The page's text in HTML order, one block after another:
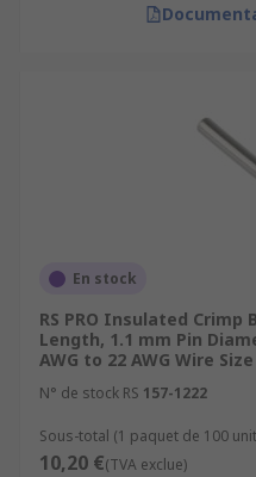
En stock
RS PRO Insulated Crimp
Length, 1.1 mm Pin
AWG to 22 AWG Wire Size
N° de stock RS 157-1222
Sous-total (1 paquet de 100
10,20 €(TVA exclue)